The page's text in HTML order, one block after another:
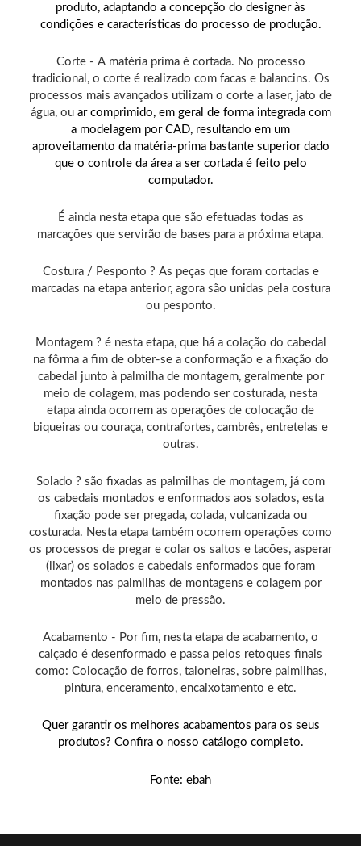
produto, adaptando a concepção do designer às
condições e características do processo de produção.
Corte - A matéria prima é cortada. No processo
tradicional, o corte é realizado com facas e balancins. Os
processos mais avançados utilizam o corte a laser, jato de
água, ou ar comprimido, em geral de forma integrada com
a modelagem por CAD, resultando em um
aproveitamento da matéria-prima bastante superior dado
que o controle da área a ser cortada é feito pelo
computador.
É ainda nesta etapa que são efetuadas todas as
marcações que servirão de bases para a próxima etapa.
Costura / Pesponto ? As peças que foram cortadas e
marcadas na etapa anterior, agora são unidas pela costura
ou pesponto.
Montagem ? é nesta etapa, que há a colação do cabedal
na fôrma a fim de obter-se a conformação e a fixação do
cabedal junto à palmilha de montagem, geralmente por
meio de colagem, mas podendo ser costurada, nesta
etapa ainda ocorrem as operações de colocação de
biqueiras ou couraça, contrafortes, cambrês, entretelas e
outras.
Solado ? são fixadas as palmilhas de montagem, já com
os cabedais montados e enformados aos solados, esta
fixação pode ser pregada, colada, vulcanizada ou
costurada. Nesta etapa também ocorrem operações como
os processos de pregar e colar os saltos e tacões, asperar
(lixar) os solados e cabedais enformados que foram
montados nas palmilhas de montagens e colagem por
meio de pressão.
Acabamento - Por fim, nesta etapa de acabamento, o
calçado é desenformado e passa pelos retoques finais
como: Colocação de forros, taloneiras, sobre palmilhas,
pintura, enceramento, encaixotamento e etc.
Quer garantir os melhores acabamentos para os seus
produtos? Confira o nosso catálogo completo.
Fonte: ebah